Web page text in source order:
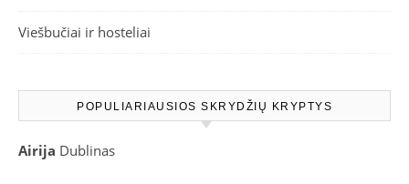
Viešbučiai ir hosteliai
POPULIARIAUSIOS SKRYDŽIŲ KRYPTYS
Airija Dublinas